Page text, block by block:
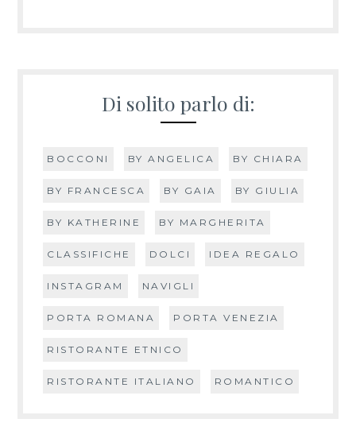
Di solito parlo di:
BOCCONI BY ANGELICA BY CHIARA
BY FRANCESCA BY GAIA BY GIULIA
BY KATHERINE BY MARGHERITA
CLASSIFICHE DOLCI IDEA REGALO
INSTAGRAM NAVIGLI
PORTA ROMANA PORTA VENEZIA
RISTORANTE ETNICO
RISTORANTE ITALIANO ROMANTICO